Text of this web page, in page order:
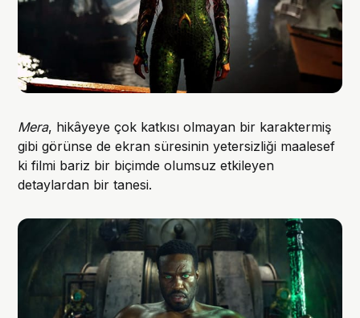
Mera, hikâyeye çok katkısı olmayan bir karaktermiş
gibi görünse de ekran süresinin yetersizliği maalesef
ki filmi bariz bir biçimde olumsuz etkileyen
detaylardan bir tanesi.